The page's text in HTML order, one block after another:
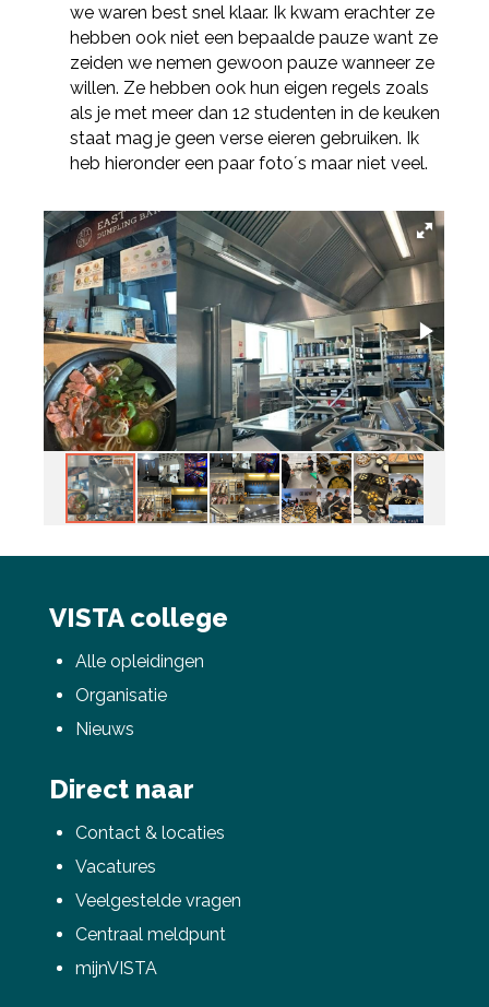
we waren best snel klaar. Ik kwam erachter ze
hebben ook niet een bepaalde pauze want ze
zeiden we nemen gewoon pauze wanneer ze
willen. Ze hebben ook hun eigen regels zoals
als je met meer dan 12 studenten in de keuken
staat mag je geen verse eieren gebruiken. Ik
heb hieronder een paar foto´s maar niet veel.
VISTA college
Alle opleidingen
Organisatie
Nieuws
Direct naar
Contact & locaties
Vacatures
Veelgestelde vragen
Centraal meldpunt
mijnVISTA